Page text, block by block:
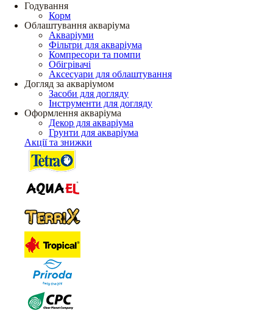
Годування
Корм
Облаштування акваріума
Акваріуми
Фільтри для акваріума
Компресори та помпи
Обігрівачі
Аксесуари для облаштування
Догляд за акваріумом
Засоби для догляду
Інструменти для догляду
Оформлення акваріума
Декор для акваріума
Грунти для акваріума
Акції та знижки